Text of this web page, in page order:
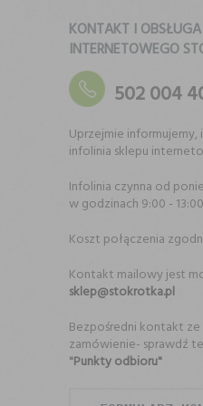
KONTAKT I
INTERNETOWEGO
502 004
Uprzejmie informujemy,
infolinia sklepu
Infolinia czynna od
w godzinach 9:00 - 13:00
Koszt połączenia
Kontakt mailowy jest
sklep@stokrotka.pl
Bezpośredni kontakt ze
zamówienie- sprawdź
"Punkty odbioru"